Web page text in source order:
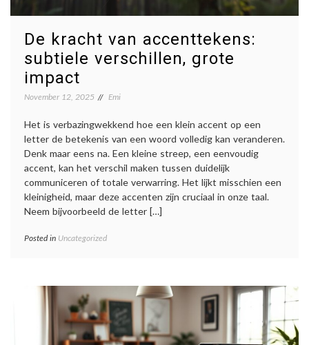
De kracht van accenttekens:
subtiele verschillen, grote
impact
November 12, 2025 Emi
Het is verbazingwekkend hoe een klein accent op een
letter de betekenis van een woord volledig kan veranderen.
Denk maar eens na. Een kleine streep, een eenvoudig
accent, kan het verschil maken tussen duidelijk
communiceren of totale verwarring. Het lijkt misschien een
kleinigheid, maar deze accenten zijn cruciaal in onze taal.
Neem bijvoorbeeld de letter […]
Posted in Uncategorized